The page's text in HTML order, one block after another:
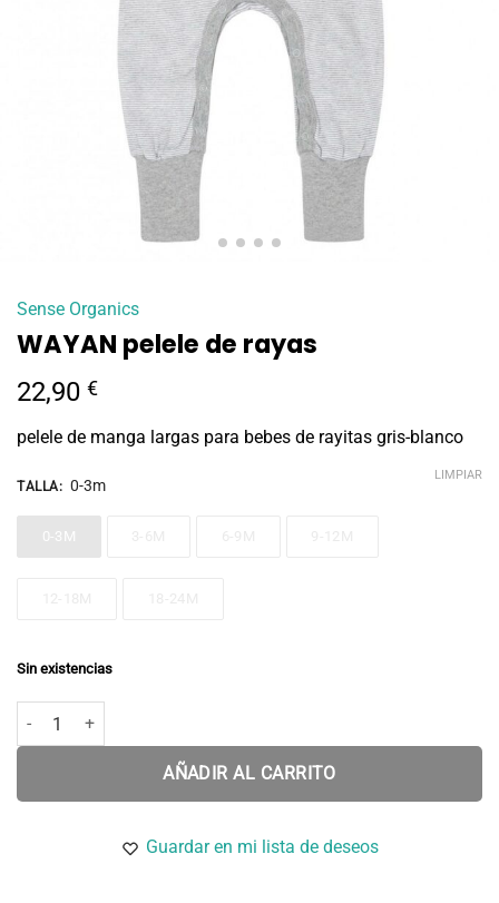
Sense Organics
WAYAN pelele de rayas
22,90 €
pelele de manga largas para bebes de rayitas gris-blanco
TALLA: 0-3m
0-3M
LIMPIAR
Sin existencias
WAYAN pelele de rayas cantidad
AÑADIR AL CARRITO
Guardar en mi lista de deseos